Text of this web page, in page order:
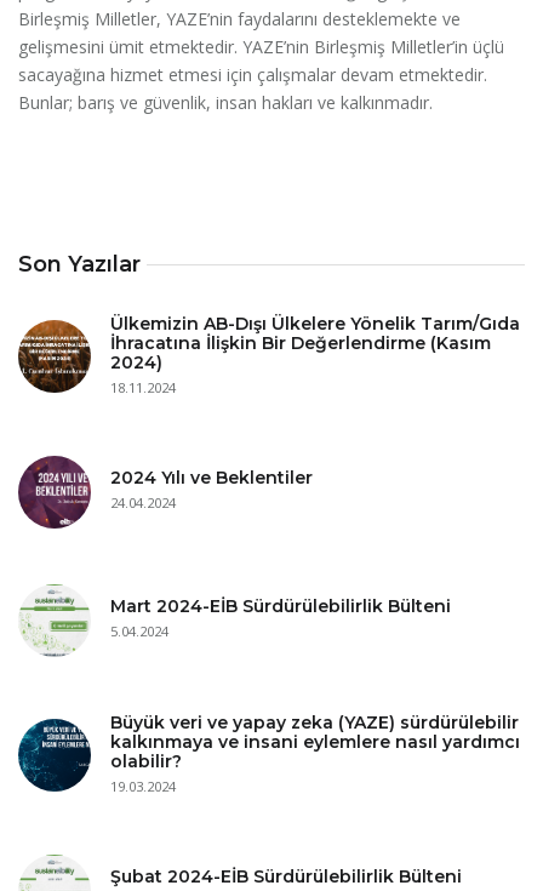
Son Yazılar
Ülkemizin AB-Dışı Ülkelere Yönelik Tarım/Gıda
İhracatına İlişkin Bir Değerlendirme (Kasım
2024)
18.11.2024
2024 Yılı ve Beklentiler
24.04.2024
Mart 2024-EİB Sürdürülebilirlik Bülteni
5.04.2024
Büyük veri ve yapay zeka (YAZE) sürdürülebilir
kalkınmaya ve insani eylemlere nasıl yardımcı
olabilir?
19.03.2024
Şubat 2024-EİB Sürdürülebilirlik Bülteni
Birleşmiş Milletler, YAZE’nin faydalarını desteklemekte ve
gelişmesini ümit etmektedir. YAZE’nin Birleşmiş Milletler’in üçlü
sacayağına hizmet etmesi için çalışmalar devam etmektedir.
Bunlar; barış ve güvenlik, insan hakları ve kalkınmadır.